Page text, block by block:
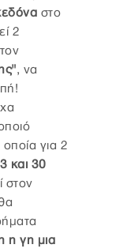
στο
2
, να
οποία για 2
και 30
στον
η γη μια